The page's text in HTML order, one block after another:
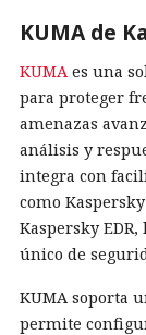
KUMA de
KUMAes una
para proteger
amenazas
análisis y
integra con
como
Kaspersky
único de
KUMA soporta
permite